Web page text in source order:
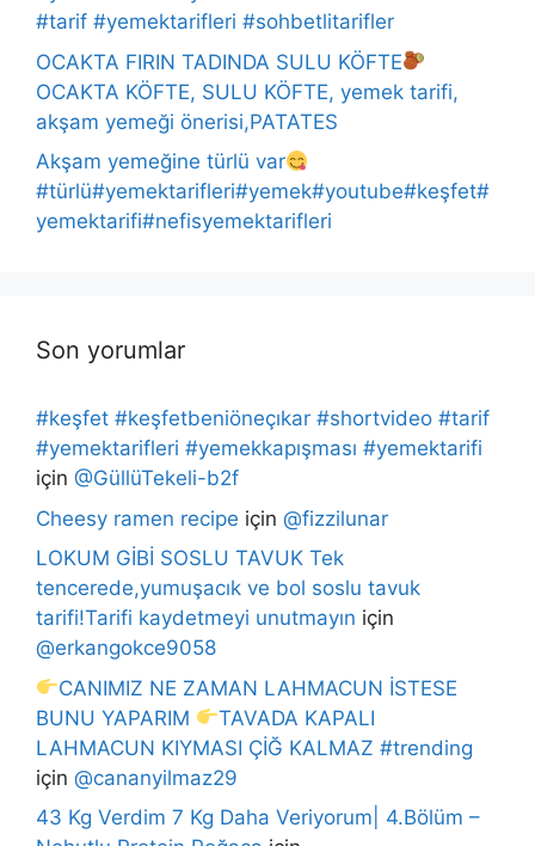
#tarif #yemektarifleri #sohbetlitarifler
OCAKTA FIRIN TADINDA SULU KÖFTE
OCAKTA KÖFTE, SULU KÖFTE, yemek tarifi,
akşam yemeği önerisi,PATATES
Akşam yemeğine türlü var
#türlü#yemektarifleri#yemek#youtube#keşfet#
yemektarifi#nefisyemektarifleri
Son yorumlar
#keşfet #keşfetbeniöneçıkar #shortvideo #tarif
#yemektarifleri #yemekkapışması #yemektarifi
için @GüllüTekeli-b2f
Cheesy ramen recipe için @fizzilunar
LOKUM GİBİ SOSLU TAVUK Tek
tencerede,yumuşacık ve bol soslu tavuk
tarifi!Tarifi kaydetmeyi unutmayın için
@erkangokce9058
CANIMIZ NE ZAMAN LAHMACUN İSTESE
BUNU YAPARIM
TAVADA KAPALI
LAHMACUN KIYMASI ÇİĞ KALMAZ #trending
için @cananyilmaz29
43 Kg Verdim 7 Kg Daha Veriyorum| 4.Bölüm –